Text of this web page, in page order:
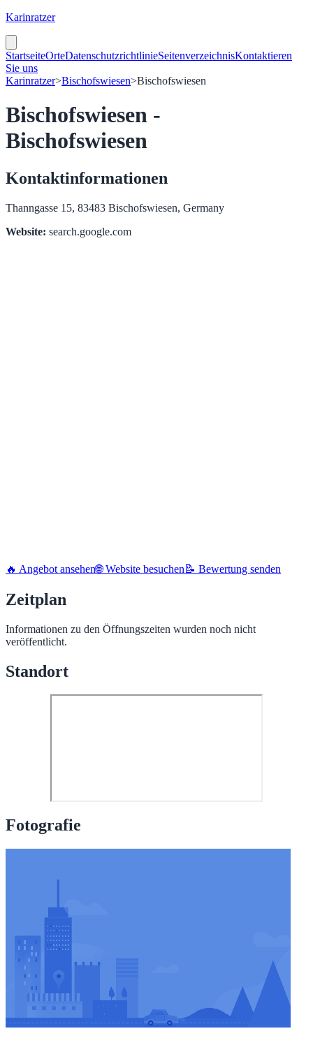
Karinratzer
StartseiteOrteDatenschutzrichtlinieSeitenverzeichnisKontaktieren
Sie uns
Karinratzer>Bischofswiesen>Bischofswiesen
Bischofswiesen -
Bischofswiesen
Kontaktinformationen
Thanngasse 15, 83483 Bischofswiesen, Germany
Website: search.google.com
🔥 Angebot ansehen🌐 Website besuchen 📝 Bewertung senden
Zeitplan
Informationen zu den Öffnungszeiten wurden noch nicht
veröffentlicht.
Standort
Fotografie